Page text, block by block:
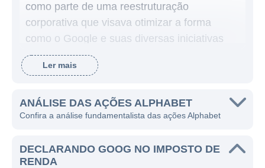
como parte de uma reestruturação
corporativa que visava otimizar a forma
como o Google e suas diversas iniciativas
eram geridas. Essa nova estrutura permite
que a Alphabet gerencie o Google e outros
sem que eles interfiram diretamente nas
operações do motor de busca e nos serviços
A principal fonte de receita da Alphabet vem
Ler mais
ANÁLISE DAS AÇÕES ALPHABET
Confira a análise fundamentalista das ações Alphabet
DECLARANDO GOOG NO IMPOSTO DE
RENDA